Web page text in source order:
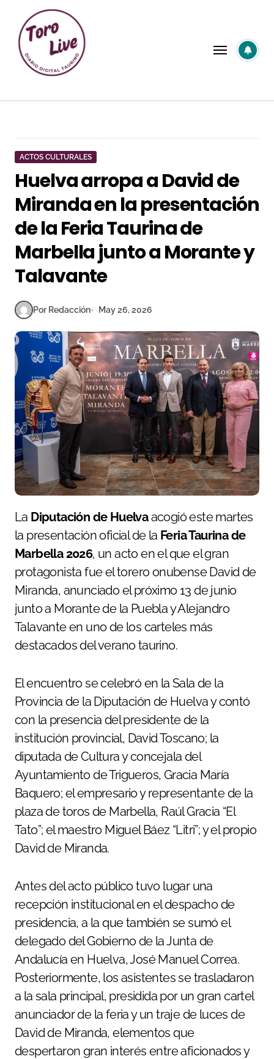
contenido
ACTOS CULTURALES
Huelva arropa a David de
Miranda en la presentación
de la Feria Taurina de
Marbella junto a Morante y
Talavante
Por Redacción May 26, 2026
La Diputación de Huelvaacogió este martes
la presentación oficial de la Feria Taurina de
Marbella 2026, un acto en el que el gran
protagonista fue el torero onubense David de
Miranda, anunciado el próximo 13 de junio
junto a Morante de la Puebla y Alejandro
Talavante en uno de los carteles más
destacados del verano taurino.
El encuentro se celebró en la Sala de la
Provincia de la Diputación de Huelva y contó
con la presencia del presidente de la
institución provincial, David Toscano; la
diputada de Cultura y concejala del
Ayuntamiento de Trigueros, Gracia María
Baquero; el empresario y representante de la
plaza de toros de Marbella, Raúl Gracia “El
Tato”; el maestro Miguel Báez “Litri”; y el propio
David de Miranda.
Antes del acto público tuvo lugar una
recepción institucional en el despacho de
presidencia, a la que también se sumó el
delegado del Gobierno de la Junta de
Andalucía en Huelva, José Manuel Correa.
Posteriormente, los asistentes se trasladaron
a la sala principal, presidida por un gran cartel
anunciador de la feria y un traje de luces de
David de Miranda, elementos que
despertaron gran interés entre aficionados y